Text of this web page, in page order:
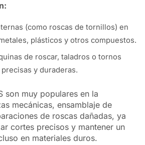
(como roscas de tornillos) en
plásticos y otros compuestos.
de roscar, taladros o tornos
y duraderas.
son muy populares en la
mecánicas, ensamblaje de
de roscas dañadas, ya
cortes precisos y mantener un
en materiales duros.